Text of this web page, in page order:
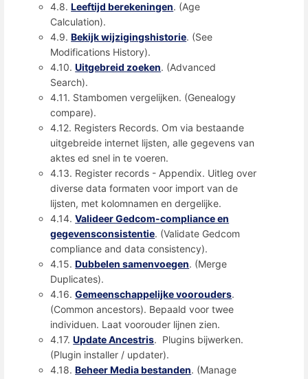
4.8.Leeftijd berekeningen. (Age
Calculation).
4.9.Bekijk wijzigingshistorie. (See
Modifications History).
4.10.Uitgebreid zoeken. (Advanced
Search).
4.11. Stambomen vergelijken. (Genealogy
compare).
4.12. Registers Records. Om via bestaande
uitgebreide internet lijsten, alle gegevens van
aktes ed snel in te voeren.
4.13. Register records - Appendix. Uitleg over
diverse data formaten voor import van de
lijsten, met kolomnamen en dergelijke.
4.14.Valideer Gedcom-compliance en
gegevensconsistentie. (Validate Gedcom
compliance and data consistency).
4.15.Dubbelen samenvoegen. (Merge
Duplicates).
4.16.Gemeenschappelijke voorouders.
(Common ancestors). Bepaald voor twee
individuen. Laat voorouder lijnen zien.
4.17.Update Ancestris. Plugins bijwerken.
(Plugin installer / updater).
4.18.Beheer Media bestanden. (Manage